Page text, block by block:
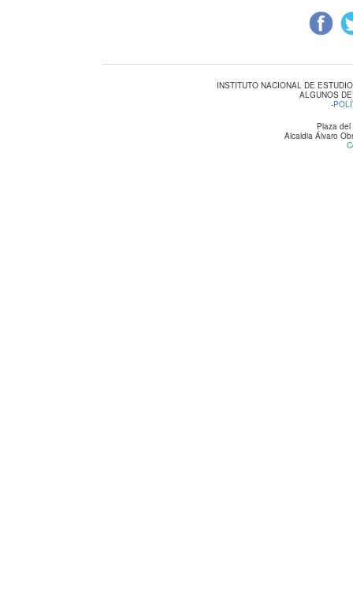
INSTITUTO NACIONAL DE
ALGUNOS
-
Plaza
Alcaldia Álvaro